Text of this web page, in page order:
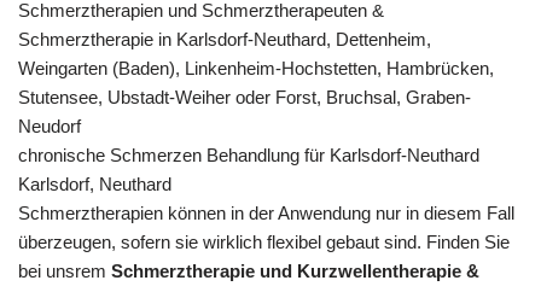
Schmerztherapien und Schmerztherapeuten &
Schmerztherapie in Karlsdorf-Neuthard, Dettenheim,
Weingarten (Baden), Linkenheim-Hochstetten, Hambrücken,
Stutensee, Ubstadt-Weiher oder Forst, Bruchsal, Graben-
Neudorf
chronische Schmerzen Behandlung für Karlsdorf-Neuthard
Karlsdorf, Neuthard
Schmerztherapien können in der Anwendung nur in diesem Fall
überzeugen, sofern sie wirklich flexibel gebaut sind. Finden Sie
bei unsrem Schmerztherapie und Kurzwellentherapie &